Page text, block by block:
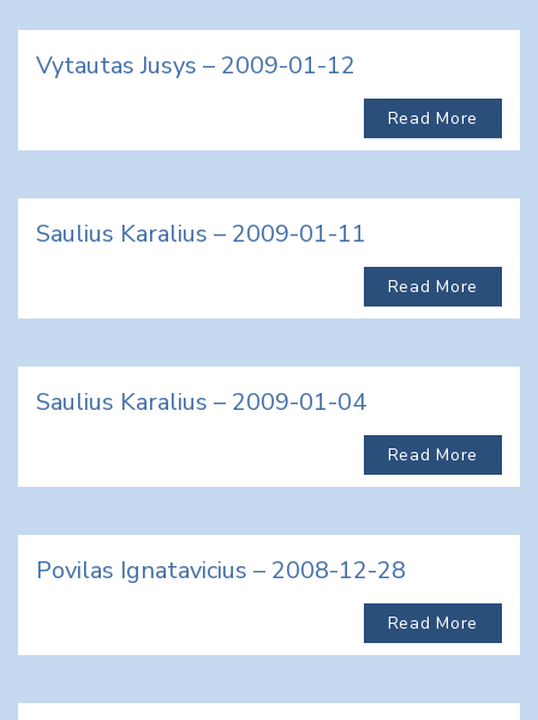
Vytautas Jusys – 2009-01-12
Read More
Saulius Karalius – 2009-01-11
Read More
Saulius Karalius – 2009-01-04
Read More
Povilas Ignatavicius – 2008-12-28
Read More